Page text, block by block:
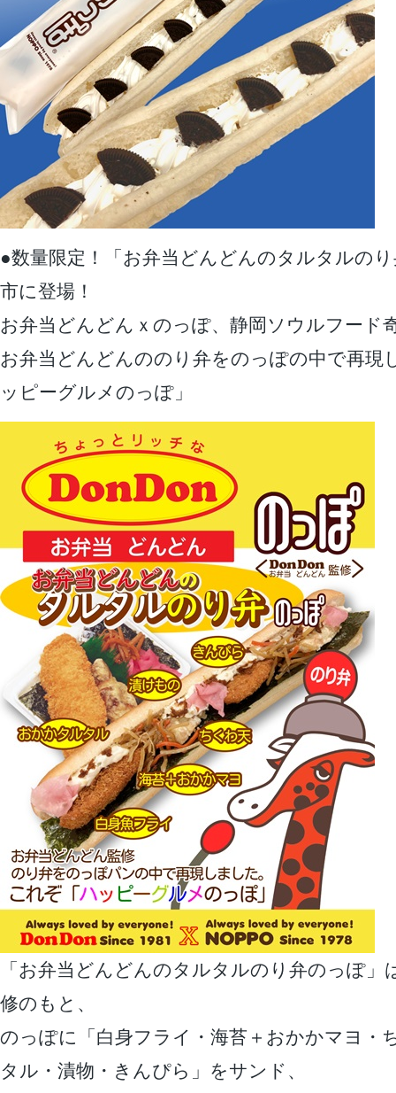
●数量限定！「お弁当どんどんのタルタルの
市に登場！
お弁当どんどんｘのっぽ、静岡ソウルフード
お弁当どんどんののり弁をのっぽの中で再現
ッピーグルメのっぽ」
「お弁当どんどんのタルタルのり弁のっぽ」
修のもと、
のっぽに「白身フライ・海苔＋おかかマヨ・
タル・漬物・きんぴら」をサンド、